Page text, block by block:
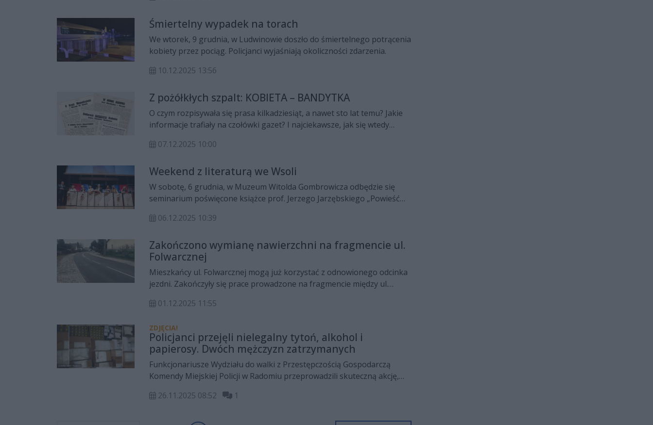
Śmiertelny wypadek na torach
We wtorek, 9 grudnia, w Ludwinowie doszło do śmiertelnego potrącenia
kobiety przez pociąg. Policjanci wyjaśniają okoliczności zdarzenia.
10.12.2025 13:56
Z pożółkłych szpalt: KOBIETA – BANDYTKA
O czym rozpisywała się prasa kilkadziesiąt, a nawet sto lat temu? Jakie
informacje trafiały na czołówki gazet? I najciekawsze, jak się wtedy
można przeczytać informacje sprzed lat; niektóre mogą zaskoczyć.
07.12.2025 10:00
Weekend z literaturą we Wsoli
W sobotę, 6 grudnia, w Muzeum Witolda Gombrowicza odbędzie się
seminarium poświęcone książce prof. Jerzego Jarzębskiego „Powieść
Miśkiewicz & Michael Pipoquinha.
06.12.2025 10:39
Zakończono wymianę nawierzchni na fragmencie ul.
Folwarcznej
Mieszkańcy ul. Folwarcznej mogą już korzystać z odnowionego odcinka
jezdni. Zakończyły się prace prowadzone na fragmencie między ul.
asfaltowa.
01.12.2025 11:55
ZDJĘCIA!
Policjanci przejęli nielegalny tytoń, alkohol i
papierosy. Dwóch mężczyzn zatrzymanych
Funkcjonariusze Wydziału do walki z Przestępczością Gospodarczą
Komendy Miejskiej Policji w Radomiu przeprowadzili skuteczną akcję,
tytoniowych i alkoholowych. Do policyjnego depozytu trafiły krajanka
akcyzy. Straty Skarbu Państwa wynikające z uszczuplenia podatku
26.11.2025 08:52 1